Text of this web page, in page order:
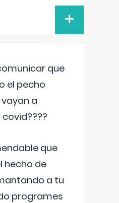
+
que
el pecho
a
que
hecho de
a tu
programes